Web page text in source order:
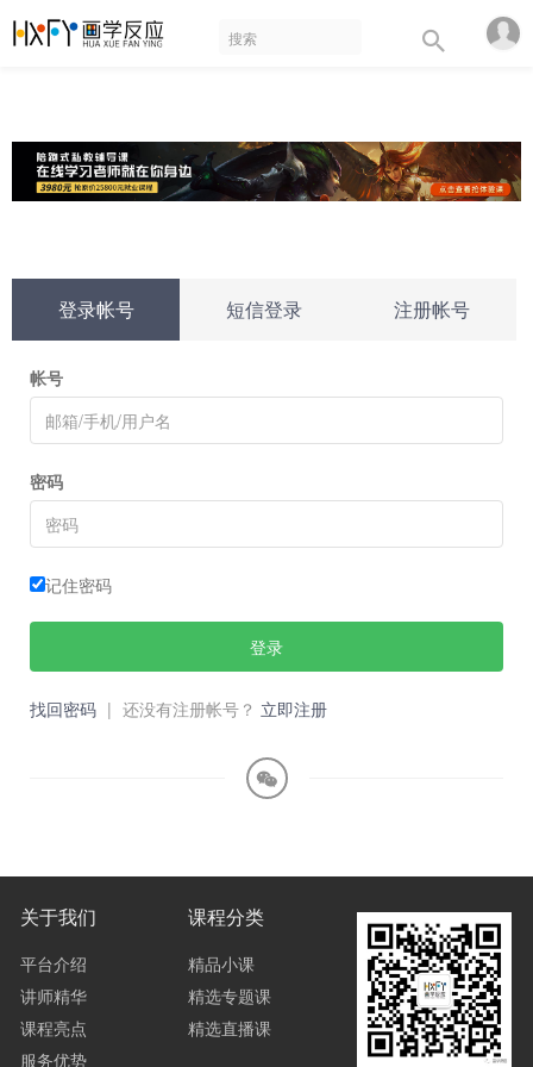
登录帐号 短信登录 注册帐号
帐号
密码
记住密码
登录
找回密码 | 还没有注册帐号？ 立即注册
关于我们
平台介绍
讲师精华
课程亮点
服务优势
课程分类
精品小课
精选专题课
精选直播课